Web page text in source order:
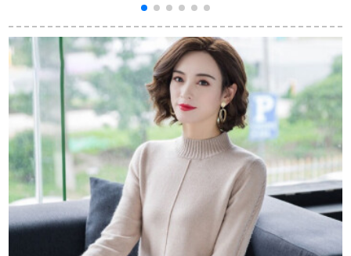
づり木耳元淑女风ゆ
るセスタスブレルL
品質】网红衣女秋冬
ヨ-ロッパ駅ニトリV
ネクククのもももも
っこのカバが頭につ
いています。イアン
ナに戻るノリブロッ
ク2 XL(オスメール
1255-135斤)
ドネク水滴袖ニティ
女A 36386皮粉M(3ヤ
ード)